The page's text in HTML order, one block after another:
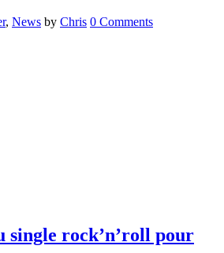
, News by Chris 0 Comments
single rock’n’roll pour